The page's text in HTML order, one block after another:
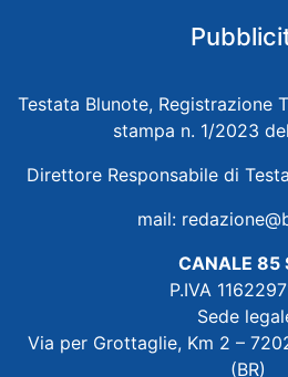
Testata Blunote, Registrazione
stampa n. 1/2023
Direttore Responsabile di
mail:
CANALE 85
P.IVA
Sede
Via per Grottaglie, Km 2 –
(BR)